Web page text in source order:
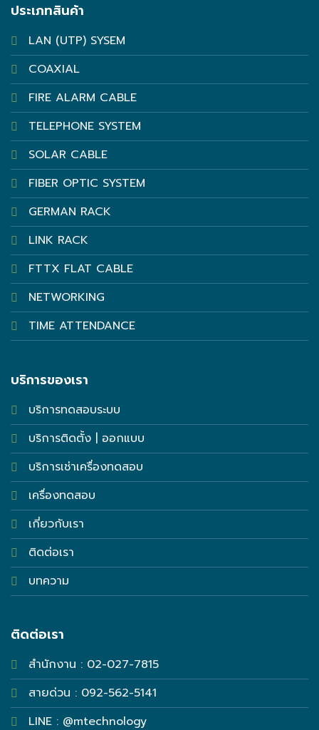
ประเภทสินค้า
LAN (UTP) SYSEM
COAXIAL
FIRE ALARM CABLE
TELEPHONE SYSTEM
SOLAR CABLE
FIBER OPTIC SYSTEM
GERMAN RACK
LINK RACK
FTTX FLAT CABLE
NETWORKING
TIME ATTENDANCE
บริการของเรา
บริการทดสอบระบบ
บริการติดตั้ง | ออกแบบ
บริการเช่าเครื่องทดสอบ
เครื่องทดสอบ
เกี่ยวกับเรา
ติดต่อเรา
บทความ
ติดต่อเรา
สำนักงาน : 02-027-7815
สายด่วน : 092-562-5141
LINE : @mtechnology